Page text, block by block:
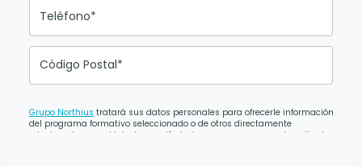
Teléfono*
Código Postal*
Grupo Northius tratará sus datos personales para ofrecerle información
del programa formativo seleccionado o de otros directamente
relacionados con el interés manifestado y, en su caso, para tramitar la